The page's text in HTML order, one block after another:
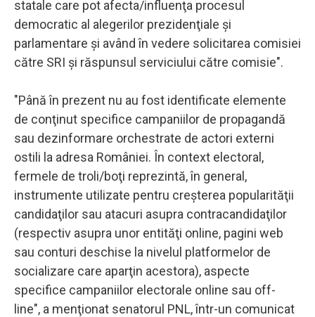
statale care pot afecta/influenţa procesul
democratic al alegerilor prezidenţiale şi
parlamentare şi având în vedere solicitarea comisiei
către SRI şi răspunsul serviciului către comisie".
"Până în prezent nu au fost identificate elemente
de conţinut specifice campaniilor de propagandă
sau dezinformare orchestrate de actori externi
ostili la adresa României. În context electoral,
fermele de troli/boţi reprezintă, în general,
instrumente utilizate pentru creşterea popularităţii
candidaţilor sau atacuri asupra contracandidaţilor
(respectiv asupra unor entităţi online, pagini web
sau conturi deschise la nivelul platformelor de
socializare care aparţin acestora), aspecte
specifice campaniilor electorale online sau off-
line", a menţionat senatorul PNL, într-un comunicat